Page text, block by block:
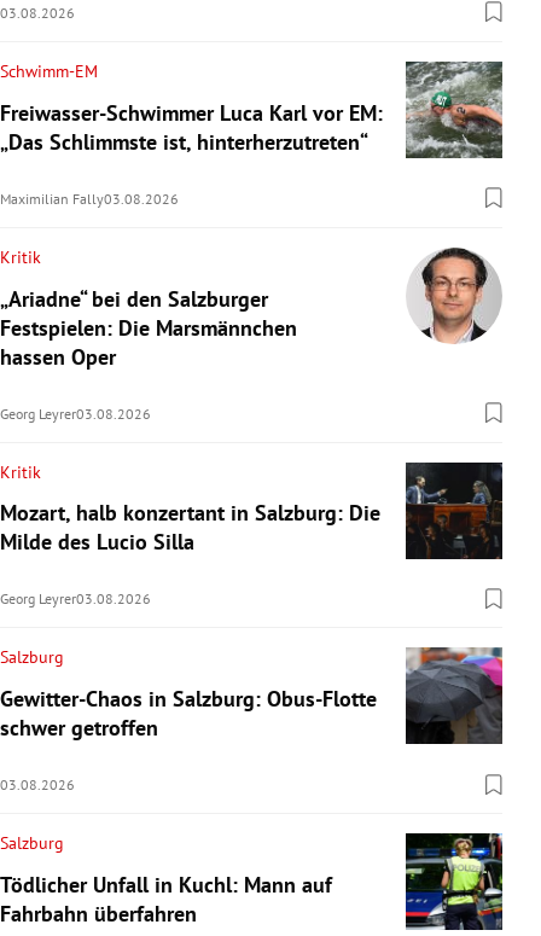
03.08.2026
Schwimm-EM
Freiwasser-Schwimmer Luca Karl vor EM:
„Das Schlimmste ist, hinterherzutreten“
Maximilian Fally03.08.2026
Kritik
„Ariadne“ bei den Salzburger
Festspielen: Die Marsmännchen
hassen Oper
Georg Leyrer03.08.2026
Kritik
Mozart, halb konzertant in Salzburg: Die
Milde des Lucio Silla
Georg Leyrer03.08.2026
Salzburg
Gewitter-Chaos in Salzburg: Obus-Flotte
schwer getroffen
03.08.2026
Salzburg
Tödlicher Unfall in Kuchl: Mann auf
Fahrbahn überfahren